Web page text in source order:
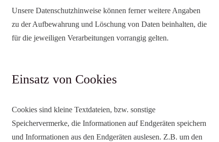
Unsere Datenschutzhinweise können ferner weitere Angaben
zu der Aufbewahrung und Löschung von Daten beinhalten, die
für die jeweiligen Verarbeitungen vorrangig gelten.
Einsatz von Cookies
Cookies sind kleine Textdateien, bzw. sonstige
Speichervermerke, die Informationen auf Endgeräten speichern
und Informationen aus den Endgeräten auslesen. Z.B. um den